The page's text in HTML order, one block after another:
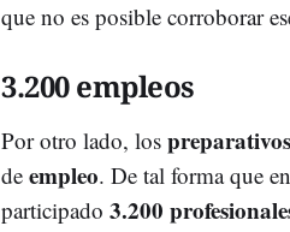
que no es posible corroborar
3.200 empleos
Por otro lado, los preparativos
de empleo. De tal forma que
participado 3.200